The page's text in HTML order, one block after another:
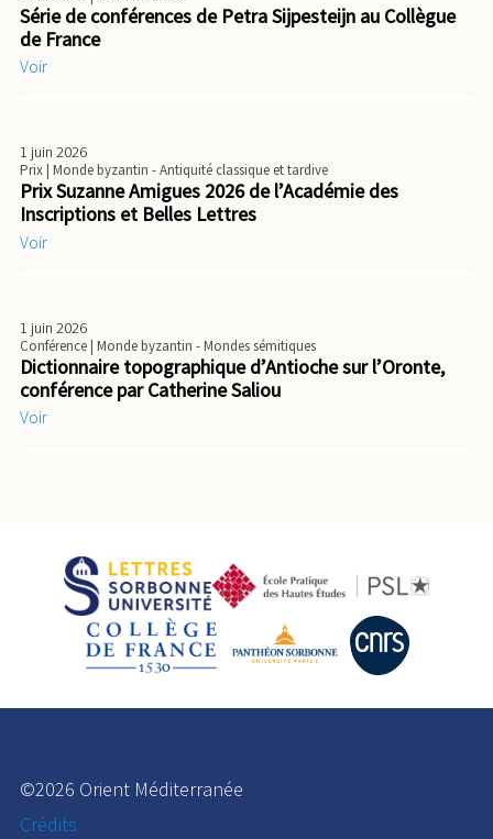
Série de conférences de Petra Sijpesteijn au Collègue
de France
Voir
1 juin 2026
Prix| Monde byzantin - Antiquité classique et tardive
Prix Suzanne Amigues 2026 de l’Académie des
Inscriptions et Belles Lettres
Voir
1 juin 2026
Conférence| Monde byzantin - Mondes sémitiques
Dictionnaire topographique d’Antioche sur l’Oronte,
conférence par Catherine Saliou
Voir
©2026 Orient Méditerranée
Crédits